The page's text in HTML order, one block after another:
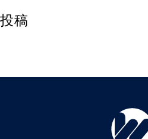
投稿